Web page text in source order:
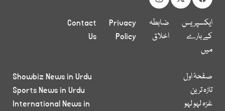
ایکسپریس
کے بارے
میں
ضابطہ
اخلاق
Privacy
Policy
Contact
Us
صفحۂ اول
تازہ ترین
غزہ لہو لہو
Showbiz News in Urdu
Sports News in Urdu
International News in